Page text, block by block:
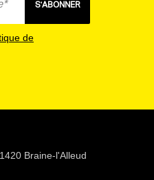
S'ABONNER
de
Braine-l'Alleud